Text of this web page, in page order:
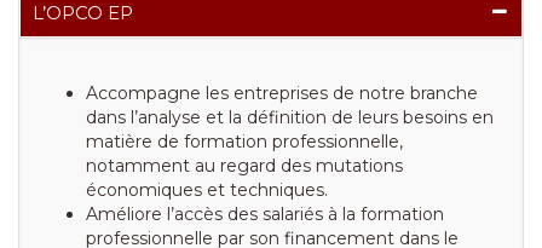
L’OPCO EP
Accompagne les entreprises de notre branche
dans l’analyse et la définition de leurs besoins en
matière de formation professionnelle,
notamment au regard des mutations
économiques et techniques.
Améliore l’accès des salariés à la formation
professionnelle par son financement dans le